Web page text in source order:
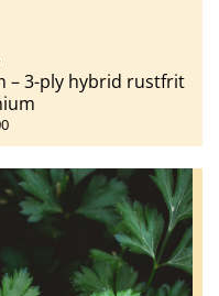
– 3-ply hybrid rustfrit